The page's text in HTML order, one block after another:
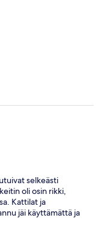
selkeästi
oli osin rikki,
Kattilat ja
jäi käyttämättä ja